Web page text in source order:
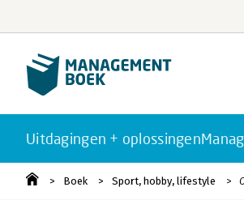
Uitdagingen + oplossingen
Boek Sport, hobby, lifestyle